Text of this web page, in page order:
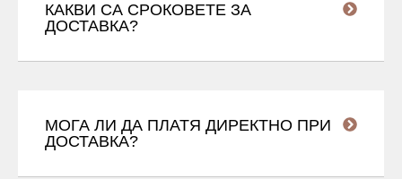
КАКВИ СА СРОКОВЕТЕ ЗА
ДОСТАВКА?
МОГА ЛИ ДА ПЛАТЯ ДИРЕКТНО ПРИ
ДОСТАВКА?